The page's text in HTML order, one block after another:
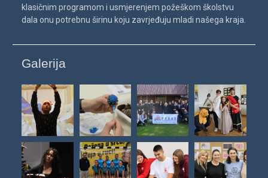
klasičnim programom i usmjerenjem požeškom školstvu
dala onu potrebnu širinu koju zavrjeđuju mladi našega kraja.
Galerija